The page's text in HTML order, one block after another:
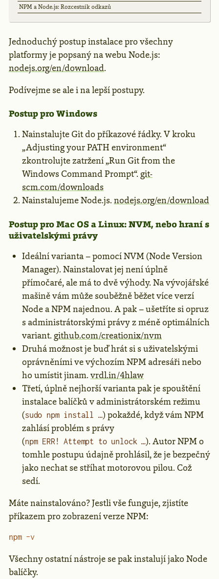
NPM a Node.js: Rozcestník odkazů
Jednoduchý postup instalace pro všechny
platformy je popsaný na webu Node.js:
nodejs.org/en/download.
Podívejme se ale i na lepší postupy.
Postup pro Windows
Nainstalujte Git do příkazové řádky. V kroku
„Adjusting your PATH environment“
zkontrolujte zatržení „Run Git from the
Windows Command Prompt“. git-
scm.com/downloads
Nainstalujeme Node.js. nodejs.org/en/download
Postup pro Mac OS a Linux: NVM, nebo hraní s
uživatelskými právy
Ideální varianta – pomocí NVM (Node Version
Manager). Nainstalovat jej není úplně
přímočaré, ale má to dvě výhody. Na vývojářské
mašině vám může souběžně běžet více verzí
Node a NPM najednou. A pak – ušetříte si opruz
s administrátorskými právy z méně optimálních
variant. github.com/creationix/nvm
Druhá možnost je buď hrát si s uživatelskými
oprávněními ve výchozím NPM adresáři nebo
ho umístit jinam. vrdl.in/4hlaw
Třetí, úplně nejhorší varianta pak je spouštění
instalace balíčků v administrátorském režimu
(sudo npm install … ) pokaždé, když vám NPM
zahlásí problém s právy
(npm ERR! Attempt to unlock … ). Autor NPM o
tomhle postupu údajně prohlásil, že je bezpečný
jako nechat se stříhat motorovou pilou. Což
sedí.
Máte nainstalováno? Jestli vše funguje, zjistíte
příkazem pro zobrazení verze NPM:
npm -v
Všechny ostatní nástroje se pak instalují jako Node
balíčky.